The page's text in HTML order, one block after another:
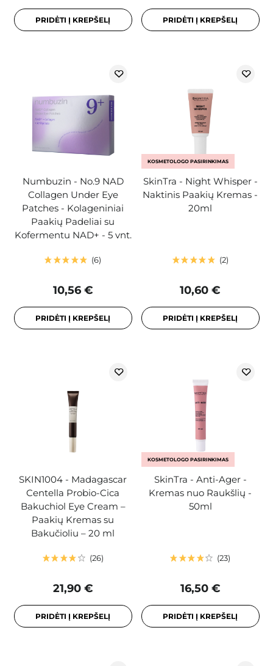
PRIDĖTI Į KREPŠELĮ PRIDĖTI Į KREPŠELĮ
Numbuzin - No.9 NAD
Collagen Under Eye
Patches - Kolageniniai
Paakių Padeliai su
Kofermentu NAD+ - 5 vnt.
6
10,56 €
PRIDĖTI Į KREPŠELĮ
KOSMETOLOGO PASIRINKIMAS
SkinTra - Night Whisper -
Naktinis Paakių Kremas -
20ml
2
10,60 €
PRIDĖTI Į KREPŠELĮ
SKIN1004 - Madagascar
Centella Probio-Cica
Bakuchiol Eye Cream –
Paakių Kremas su
Bakučioliu – 20 ml
26
21,90 €
PRIDĖTI Į KREPŠELĮ
KOSMETOLOGO PASIRINKIMAS
SkinTra - Anti-Ager -
Kremas nuo Raukšlių -
50ml
23
16,50 €
PRIDĖTI Į KREPŠELĮ